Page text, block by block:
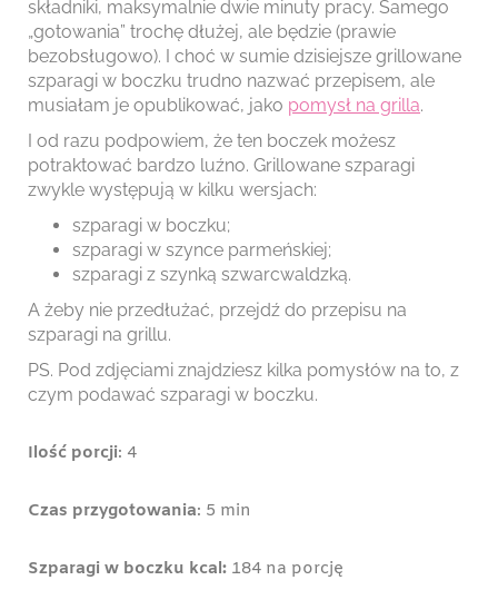
składniki, maksymalnie dwie minuty pracy. Samego
„gotowania” trochę dłużej, ale będzie (prawie
bezobsługowo). I choć w sumie dzisiejsze grillowane
szparagi w boczku trudno nazwać przepisem, ale
musiałam je opublikować, jako pomysł na grilla.
I od razu podpowiem, że ten boczek możesz
potraktować bardzo luźno. Grillowane szparagi
zwykle występują w kilku wersjach:
szparagi w boczku;
szparagi w szynce parmeńskiej;
szparagi z szynką szwarcwaldzką.
A żeby nie przedłużać, przejdź do przepisu na
szparagi na grillu.
PS. Pod zdjęciami znajdziesz kilka pomysłów na to, z
czym podawać szparagi w boczku.
Ilość porcji: 4
Czas przygotowania: 5 min
Szparagi w boczku kcal: 184 na porcję